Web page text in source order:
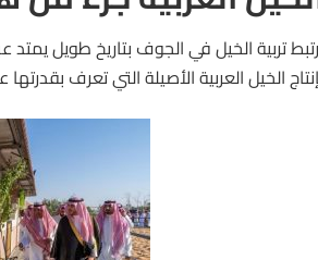
تربية الخيل في الجوف بتاريخ طويل
الخيل العربية الأصيلة التي تعرف